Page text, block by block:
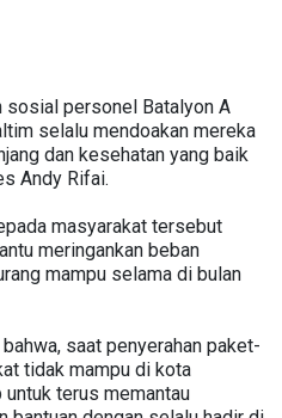
sosial personel Batalyon A
selalu mendoakan mereka
dan kesehatan yang baik
Andy Rifai.
masyarakat tersebut
meringankan beban
mampu selama di bulan
saat penyerahan paket-
tidak mampu di kota
terus memantau